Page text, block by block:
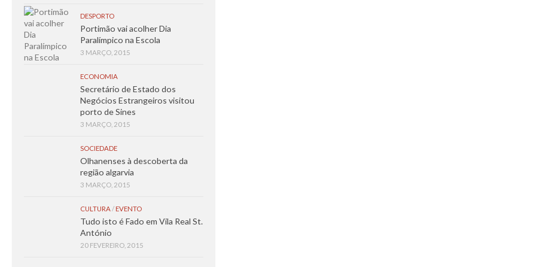
DESPORTO
Portimão vai acolher Dia
Paralímpico na Escola
3 MARÇO, 2015
ECONOMIA
Secretário de Estado dos
Negócios Estrangeiros visitou
porto de Sines
3 MARÇO, 2015
SOCIEDADE
Olhanenses à descoberta da
região algarvia
3 MARÇO, 2015
CULTURA/ EVENTO
Tudo isto é Fado em Vila Real St.
António
20 FEVEREIRO, 2015